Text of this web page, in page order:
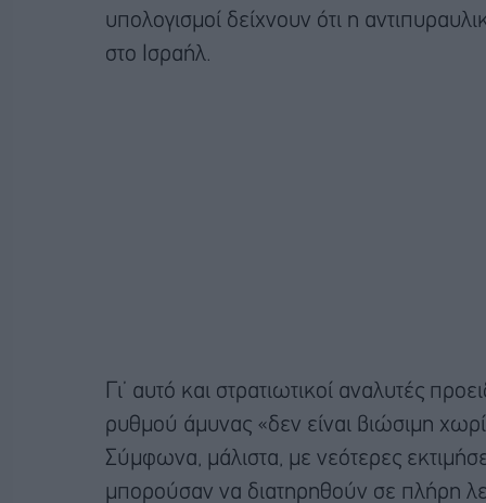
υπολογισμοί δείχνουν ότι η
στο Ισραήλ.
Γι’ αυτό και στρατιωτικοί αναλυτές
ρυθμού άμυνας «δεν είναι βιώσιμη
Σύμφωνα, μάλιστα, με νεότερες
μπορούσαν να διατηρηθούν σε πλήρη